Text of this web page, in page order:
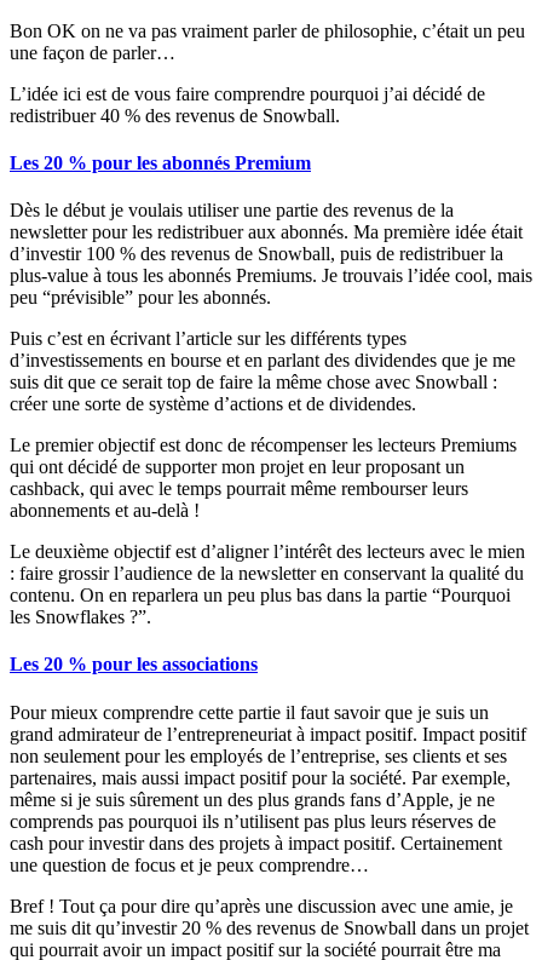
Bon OK on ne va pas vraiment parler de philosophie, c’était un peu
une façon de parler…
L’idée ici est de vous faire comprendre pourquoi j’ai décidé de
redistribuer 40 % des revenus de Snowball.
Les 20 % pour les abonnés Premium
Dès le début je voulais utiliser une partie des revenus de la
newsletter pour les redistribuer aux abonnés. Ma première idée était
d’investir 100 % des revenus de Snowball, puis de redistribuer la
plus-value à tous les abonnés Premiums. Je trouvais l’idée cool, mais
peu “prévisible” pour les abonnés.
Puis c’est en écrivant l’article sur les différents types
d’investissements en bourse et en parlant des dividendes que je me
suis dit que ce serait top de faire la même chose avec Snowball :
créer une sorte de système d’actions et de dividendes.
Le premier objectif est donc de récompenser les lecteurs Premiums
qui ont décidé de supporter mon projet en leur proposant un
cashback, qui avec le temps pourrait même rembourser leurs
abonnements et au-delà !
Le deuxième objectif est d’aligner l’intérêt des lecteurs avec le mien
: faire grossir l’audience de la newsletter en conservant la qualité du
contenu. On en reparlera un peu plus bas dans la partie “Pourquoi
les Snowflakes ?”.
Les 20 % pour les associations
Pour mieux comprendre cette partie il faut savoir que je suis un
grand admirateur de l’entrepreneuriat à impact positif. Impact positif
non seulement pour les employés de l’entreprise, ses clients et ses
partenaires, mais aussi impact positif pour la société. Par exemple,
même si je suis sûrement un des plus grands fans d’Apple, je ne
comprends pas pourquoi ils n’utilisent pas plus leurs réserves de
cash pour investir dans des projets à impact positif. Certainement
une question de focus et je peux comprendre…
Bref ! Tout ça pour dire qu’après une discussion avec une amie, je
me suis dit qu’investir 20 % des revenus de Snowball dans un projet
qui pourrait avoir un impact positif sur la société pourrait être ma